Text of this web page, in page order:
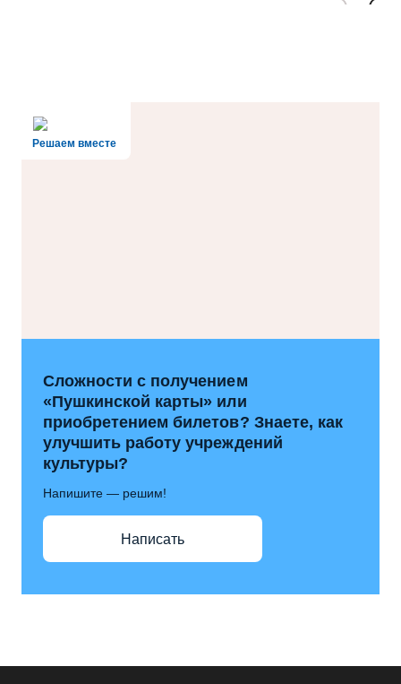
Решаем вместе
Сложности с получением
«Пушкинской карты» или
приобретением билетов? Знаете, как
улучшить работу учреждений
культуры?
Напишите — решим!
Написать